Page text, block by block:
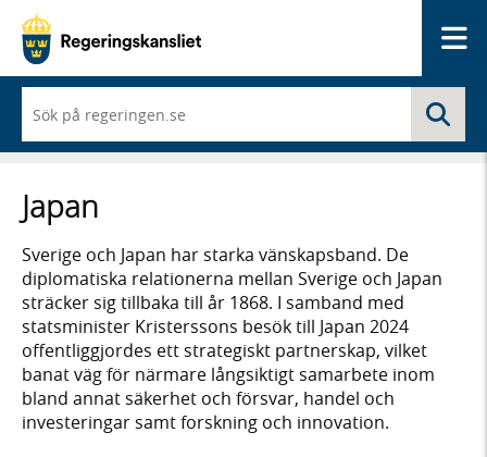
du
börjar
skriva
framträder
en
med
sökförslag
Japan
Sverige och Japan har starka vänskapsband. De
diplomatiska relationerna mellan Sverige och Japan
sträcker sig tillbaka till år 1868. I samband med
statsminister Kristerssons besök till Japan 2024
offentliggjordes ett strategiskt partnerskap, vilket
banat väg för närmare långsiktigt samarbete inom
bland annat säkerhet och försvar, handel och
investeringar samt forskning och innovation.